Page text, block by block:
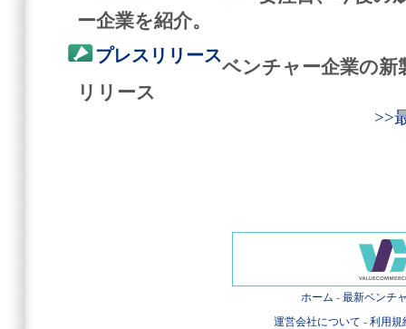
ー企業を紹介。
プレスリリース
ベンチャー企業の新
リリース
>>
ホーム - 最新ベンチ
運営会社について - 利用規